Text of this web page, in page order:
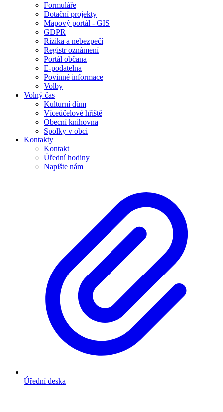
Formuláře
Dotační projekty
Mapový portál - GIS
GDPR
Rizika a nebezpečí
Registr oznámení
Portál občana
E-podatelna
Povinné informace
Volby
Volný čas
Kulturní dům
Víceúčelové hřiště
Obecní knihovna
Spolky v obci
Kontakty
Kontakt
Úřední hodiny
Napište nám
Úřední deska